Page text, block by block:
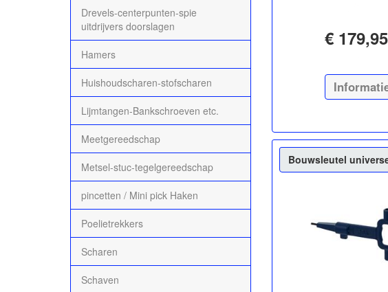
Drevels-centerpunten-spie
uitdrijvers doorslagen
Hamers
Huishoudscharen-stofscharen
Lijmtangen-Bankschroeven etc.
Meetgereedschap
Metsel-stuc-tegelgereedschap
pincetten / Mini pick Haken
Poelietrekkers
Scharen
Schaven
€ 179,95
Bouwsleutel